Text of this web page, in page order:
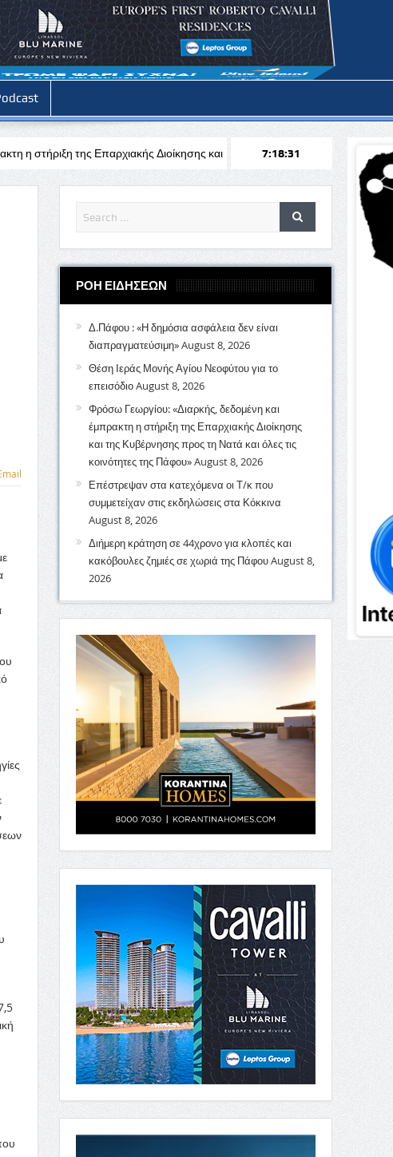
Διοίκησης και της Κυβέρνησης προς τη Νατά και όλες τις
7:18:32
ΡΟΗ ΕΙΔΗΣΕΩΝ
Δ.Πάφου : «Η δημόσια ασφάλεια δεν είναι
διαπραγματεύσιμη»August 8, 2026
Θέση Ιεράς Μονής Αγίου Νεοφύτου για το
επεισόδιοAugust 8, 2026
Φρόσω Γεωργίου: «Διαρκής, δεδομένη και
έμπρακτη η στήριξη της Επαρχιακής Διοίκησης
και της Κυβέρνησης προς τη Νατά και όλες τις
κοινότητες της Πάφου»August 8, 2026
Επέστρεψαν στα κατεχόμενα οι Τ/κ που
συμμετείχαν στις εκδηλώσεις στα Κόκκινα
August 8, 2026
Διήμερη κράτηση σε 44χρονο για κλοπές και
κακόβουλες ζημιές σε χωριά της ΠάφουAugust 8,
2026